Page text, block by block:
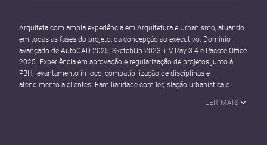
Arquiteta com ampla experiência em Arquitetura e Urbanismo, atuando
em todas as fases do projeto, da concepção ao executivo. Domínio
avançado de AutoCAD 2025, SketchUp 2023 + V-Ray 3.4 e Pacote Office
2025. Experiência em aprovação e regularização de projetos junto à
PBH, levantamento in loco, compatibilização de disciplinas e
atendimento a clientes. Familiaridade com legislação urbanística e
LER MAIS